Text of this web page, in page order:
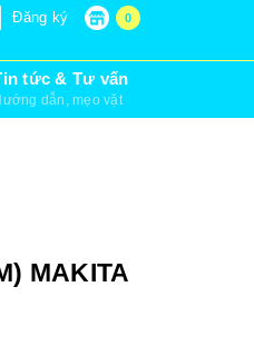
0
Đăng ký
tức & Tư vấn
dẫn, mẹo vặt
MAKITA